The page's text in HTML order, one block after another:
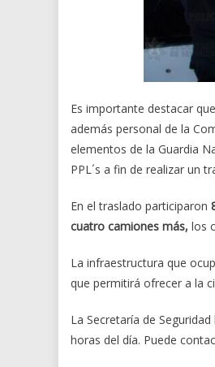
Es importante destacar
además personal de la
elementos de la Guardia
PPL´s a fin de realizar un
En el traslado participaron
cuatro camiones más, los
La infraestructura que
que permitirá ofrecer a la
La Secretaría de
horas del día. Puede